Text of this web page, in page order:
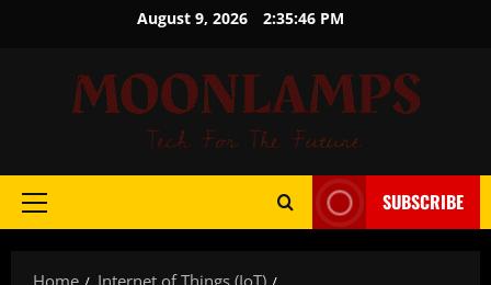
August 9, 2026 2:35:46 PM
Primary
SUBSCRIBE
Home
Internet of Things (IoT)